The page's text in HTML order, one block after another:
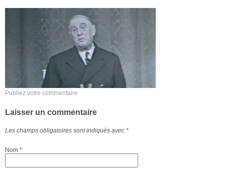
Publiez votre commentaire
Laisser un commentaire
Les champs obligatoires sont indiqués avec *
Nom *